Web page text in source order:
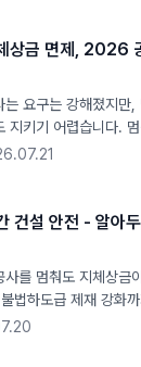
상금 면제, 2026
요구는 강해졌지만
지키기 어렵습니다.
건설 안전 - 알아
사를 멈춰도 지체상금
법하도급 제재 강화
서 정리했습니다.